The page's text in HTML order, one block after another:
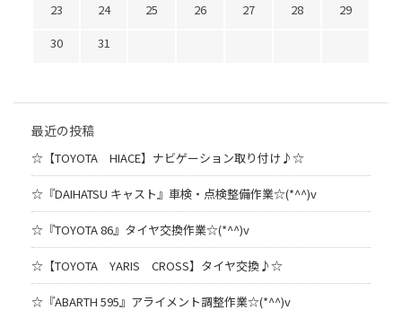
23
24 25 26 27 28
29
30
31
最近の投稿
☆【TOYOTA HIACE】ナビゲーション取り付け♪☆
☆『DAIHATSU キャスト』車検・点検整備作業☆(*^^)v
☆『TOYOTA 86』タイヤ交換作業☆(*^^)v
☆【TOYOTA YARIS CROSS】タイヤ交換♪☆
☆『ABARTH 595』アライメント調整作業☆(*^^)v